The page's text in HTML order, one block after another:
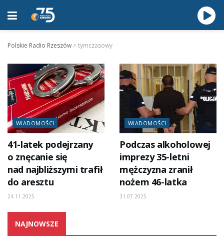
Polskie Radio Rzeszów >tymczasowy
WIADOMOŚCI
41-latek podejrzany
o znęcanie się
nad najbliższymi trafił
do aresztu
24.11.2025
WIADOMOŚCI
Podczas alkoholowej
imprezy 35-letni
mężczyzna zranił
nożem 46-latka
31.07.2025
NAJNOWSZE